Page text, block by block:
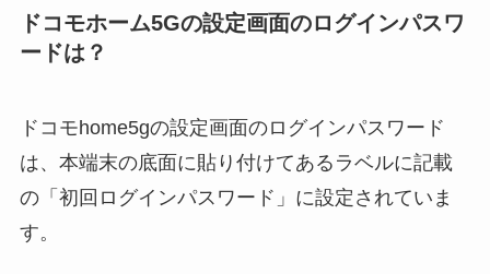
ドコモホーム5Gの設定画面のログインパスワ
ードは？
ドコモhome5gの設定画面のログインパスワード
は、本端末の底面に貼り付けてあるラベルに記載
の「初回ログインパスワード」に設定されていま
す。